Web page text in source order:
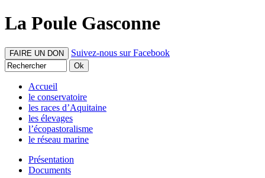
La Poule Gasconne
FAIRE UN DON Suivez-nous sur Facebook
Accueil
le conservatoire
les races d’Aquitaine
les élevages
l’écopastoralisme
le réseau marine
Présentation
Documents